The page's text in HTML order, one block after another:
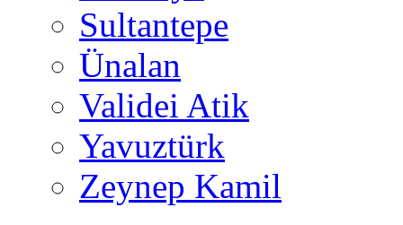
Sultantepe
Ünalan
Validei Atik
Yavuztürk
Zeynep Kamil